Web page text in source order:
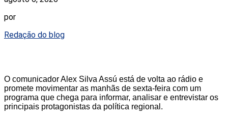
por
Redação do blog
O comunicador Alex Silva Assú está de volta ao rádio e
promete movimentar as manhãs de sexta-feira com um
programa que chega para informar, analisar e entrevistar os
principais protagonistas da política regional.